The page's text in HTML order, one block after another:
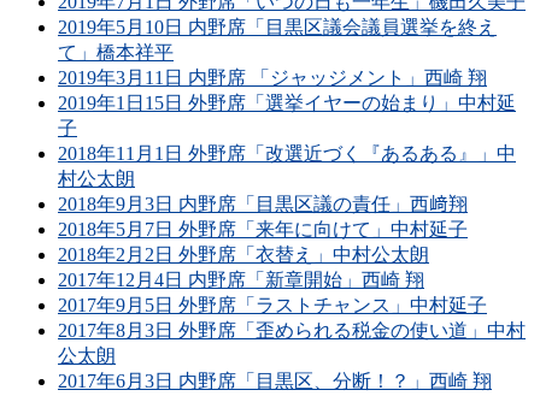
2019年5月10日 内野席「目黒区議会議員選挙を終え
て」橋本祥平
2019年3月11日 内野席 「ジャッジメント」西崎 翔
2019年1日15日 外野席「選挙イヤーの始まり」中村延
子
2018年11月1日 外野席「改選近づく『あるある』」中
村公太朗
2018年9月3日 内野席「目黒区議の責任」西﨑翔
2018年5月7日 外野席「来年に向けて」中村延子
2018年2月2日 外野席「衣替え」中村公太朗
2017年12月4日 内野席「新章開始」西崎 翔
2017年9月5日 外野席「ラストチャンス」中村延子
2017年8月3日 外野席「歪められる税金の使い道」中村
公太朗
2017年6月3日 内野席「目黒区、分断！？」西崎 翔